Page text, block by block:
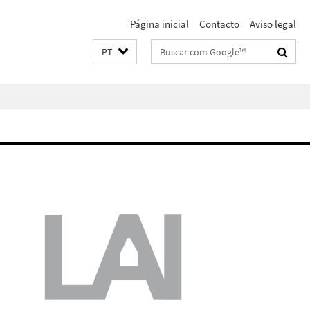
Página inicial Contacto Aviso legal
PT Suchbegriffe